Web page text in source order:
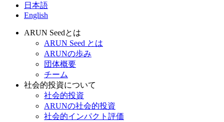
日本語
English
ARUN Seedとは
ARUN Seed とは
ARUNの歩み
団体概要
チーム
社会的投資について
社会的投資
ARUNの社会的投資
社会的インパクト評価